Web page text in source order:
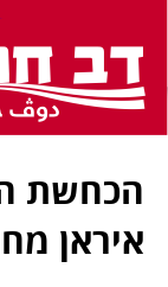
הכחשת
איראן